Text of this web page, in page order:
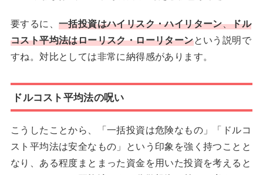
要するに、 一括投資はハイリスク・ハイリターン、ドル
コスト平均法はローリスク・ローリターンという説明で
すね。対比としては非常に納得感があります。
ドルコスト平均法の呪い
こうしたことから、「一括投資は危険なもの」「ドルコ
スト平均法は安全なもの」という印象を強く持つことと
なり、ある程度まとまった資金を用いた投資を考えると